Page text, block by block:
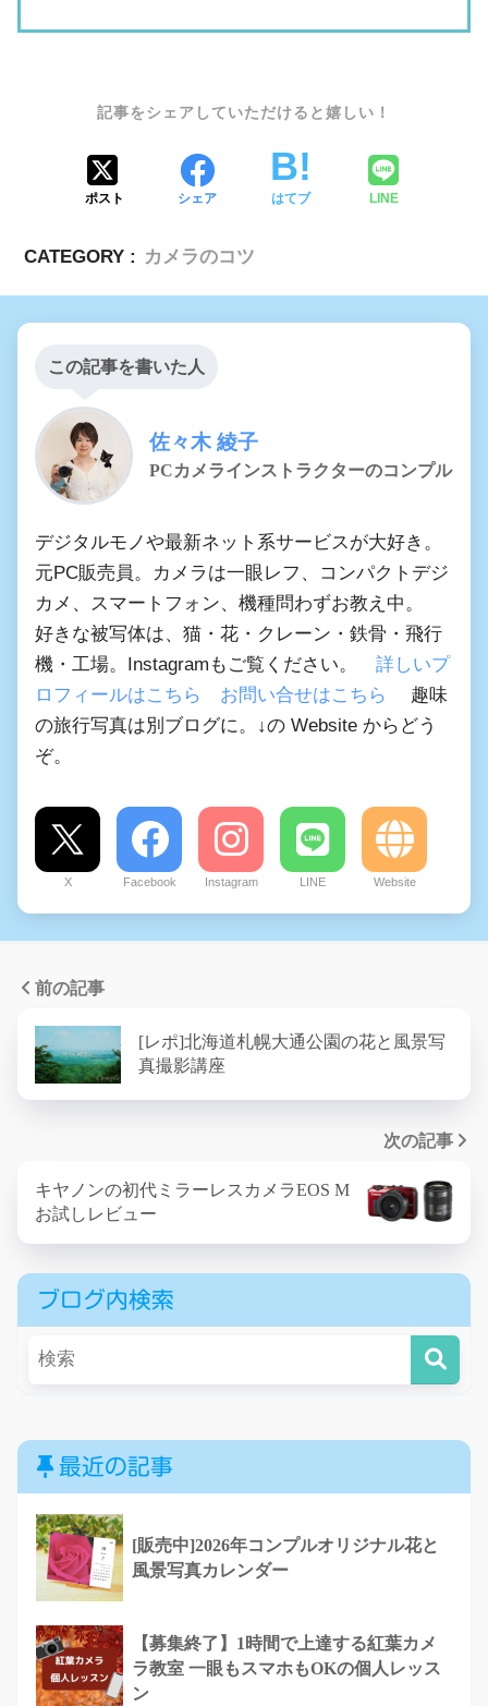
ポスト シェア はてブ LINE
CATEGORY : カメラのコツ
この記事を書いた人
佐々木 綾子
PCカメラインストラクターのコンプル
デジタルモノや最新ネット系サービスが大好き。
元PC販売員。カメラは一眼レフ、コンパクトデジ
カメ、スマートフォン、機種問わずお教え中。
好きな被写体は、猫・花・クレーン・鉄骨・飛行
機・工場。Instagramもご覧ください。 詳しいプ
ロフィールはこちら
お問い合せはこちら
趣味
の旅行写真は別ブログに。↓の Website からどう
ぞ。
X Facebook Instagram LINE Website
前の記事
[レポ]北海道札幌大通公園の花と風景写
真撮影講座
次の記事
キヤノンの初代ミラーレスカメラEOS M
お試しレビュー
ブログ内検索
最近の記事
[販売中]2026年コンプルオリジナル花と
風景写真カレンダー
【募集終了】1時間で上達する紅葉カメ
ラ教室 一眼もスマホもOKの個人レッス
ン